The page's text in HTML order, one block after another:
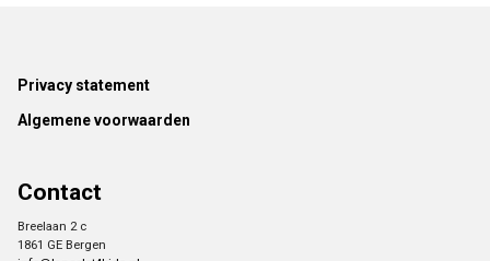
Footer
Privacy statement
Algemene voorwaarden
Contact
Breelaan 2 c
1861 GE Bergen